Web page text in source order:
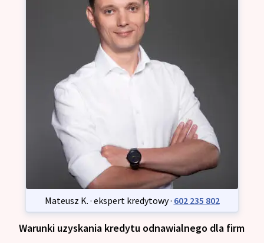
Mateusz K. · ekspert kredytowy · 602 235 802
Warunki uzyskania kredytu odnawialnego dla firm